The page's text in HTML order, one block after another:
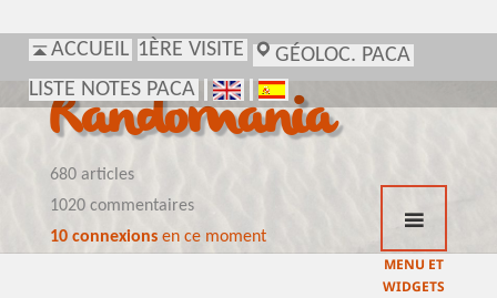
ACCUEIL 1ÈRE VISITE
GÉOLOC. PACA
LISTE NOTES PACA
Randomania
680 articles
1020 commentaires
10 connexionsen ce moment
MENU ET
WIDGETS